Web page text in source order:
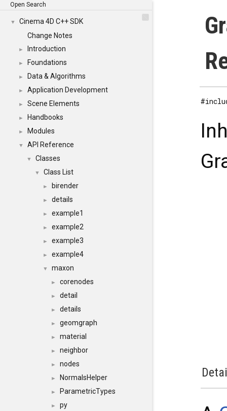
Open Search
▼
Cinema 4D C++ SDK
Change Notes
► Introduction
► Foundations
► Data & Algorithms
► Application Development
► Scene Elements
► Handbooks
► Modules
▼ API Reference
▼ Classes
▼ Class List
► birender
► details
► example1
► example2
► example3
► example4
▼ maxon
► corenodes
► detail
► details
► geomgraph
► material
► neighbor
► nodes
► NormalsHelper
► ParametricTypes
► py